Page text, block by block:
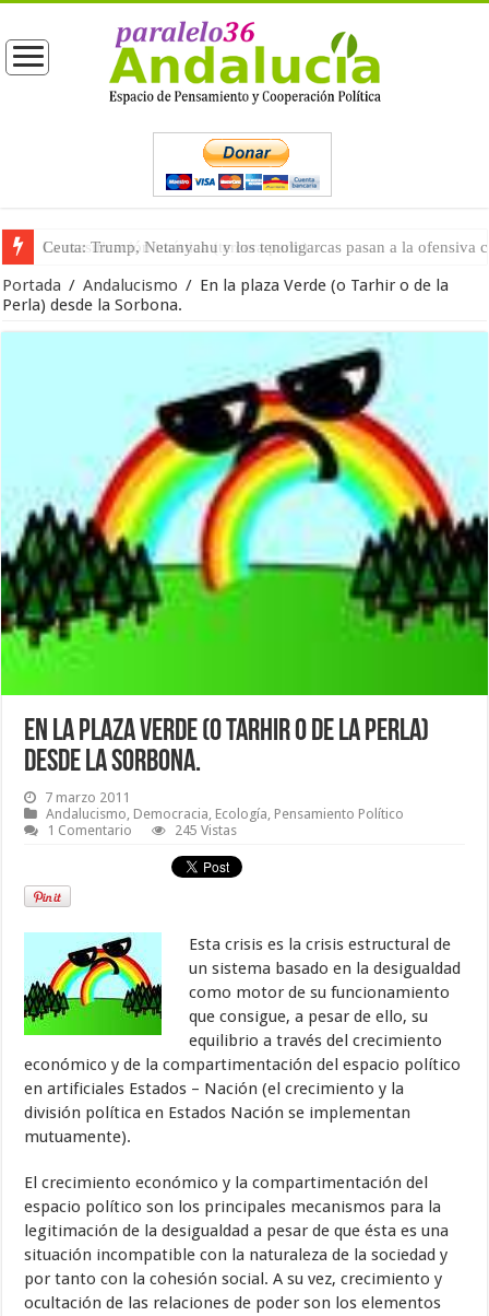
La masificación turística (tercera parte)
Portada / Andalucismo / En la plaza Verde (o Tarhir o de la
Perla) desde la Sorbona.
En la plaza Verde (o Tarhir o de la Perla)
desde la Sorbona.
7 marzo 2011
Andalucismo, Democracia, Ecología, Pensamiento Político
1 Comentario
245 Vistas
Esta crisis es la crisis estructural de
un sistema basado en la desigualdad
como motor de su funcionamiento
que consigue, a pesar de ello, su
equilibrio a través del crecimiento
económico y de la compartimentación del espacio político
en artificiales Estados – Nación (el crecimiento y la
división política en Estados Nación se implementan
mutuamente).
El crecimiento económico y la compartimentación del
espacio político son los principales mecanismos para la
legitimación de la desigualdad a pesar de que ésta es una
situación incompatible con la naturaleza de la sociedad y
por tanto con la cohesión social. A su vez, crecimiento y
ocultación de las relaciones de poder son los elementos